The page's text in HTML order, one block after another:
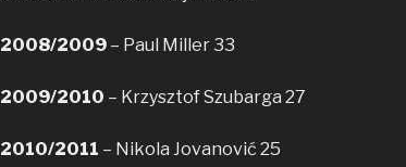
2008/2009 – Paul Miller 33
2009/2010 – Krzysztof Szubarga 27
2010/2011 – Nikola Jovanović 25